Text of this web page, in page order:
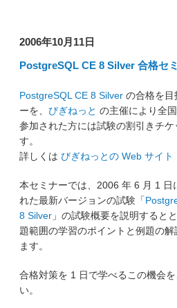
2006年10月11日
PostgreSQL CE 8 Silver 合格セ
PostgreSQL CE 8 Silverの合格を目
ーを、 びぎねっと の主催により全
参加された方には試験の割引きチ
す。
詳しくは びぎねっとの Web サイト
本セミナーでは、2006 年 6 月 1 日
れた最新バージョンの試験「
8 Silver」の試験概要を説明すると
題範囲の学習のポイントと例題の解
ます。
合格対策を 1 日で学べるこの機会
い。